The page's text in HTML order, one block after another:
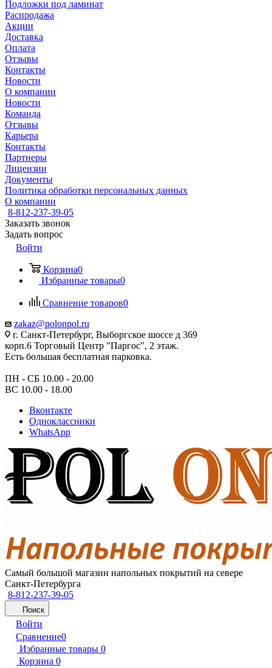
Подложки под ламинат
Распродажа
Акции
Доставка
Оплата
Отзывы
Контакты
Новости
О компании
Новости
Команда
Отзывы
Карьера
Контакты
Партнеры
Лицензии
Документы
Политика обработки персональных данных
О компании
8-812-237-39-05
Заказать звонок
Задать вопрос
Войти
Корзина0
Избранные товары0
Сравнение товаров0
zakaz@polonpol.ru
г. Санкт-Петербург, Выборгское шоссе д 369
корп.6 Торговый Центр "Паргос", 2 этаж.
Есть большая бесплатная парковка.
ПН - СБ 10.00 - 20.00
ВС 10.00 - 18.00
Вконтакте
Одноклассники
WhatsApp
Самый большой магазин напольных покрытий на севере
Санкт-Петербурга
8-812-237-39-05
Поиск
Войти
Сравнение0
Избранные товары 0
Корзина 0